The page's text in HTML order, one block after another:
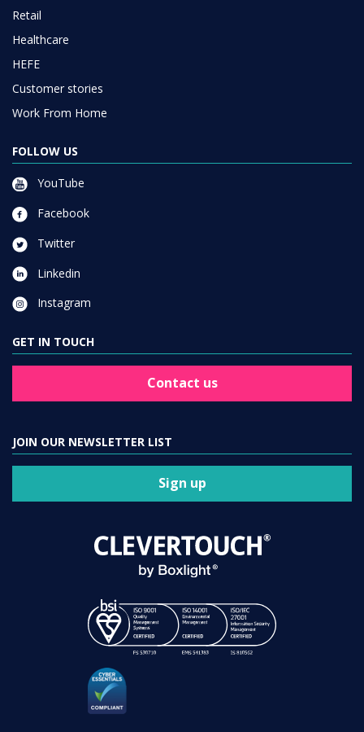
Retail
Healthcare
HEFE
Customer stories
Work From Home
FOLLOW US
YouTube
Facebook
Twitter
Linkedin
Instagram
GET IN TOUCH
Contact us
JOIN OUR NEWSLETTER LIST
Sign up